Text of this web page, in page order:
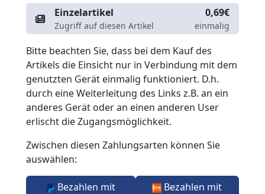
Einzelartikel
Zugriff auf diesen Artikel
0,69€
einmalig
Bitte beachten Sie, dass bei dem Kauf des
Artikels die Einsicht nur in Verbindung mit dem
genutzten Gerät einmalig funktioniert. D.h.
durch eine Weiterleitung des Links z.B. an ein
anderes Gerät oder an einen anderen User
erlischt die Zugangsmöglichkeit.
Zwischen diesen Zahlungsarten können Sie
auswählen:
Bezahlen mit
Bezahlen mit